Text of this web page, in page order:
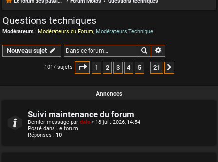
Questions techniques
Modérateurs : Modérateurs du Forum, Modérateurs Technique
Nouveau sujet Rechercher
1017 sujets Page 1sur21
1 2 3 4 5 21
Annonces
Suivi maintenance du forum
Dernier message par dalo « 18 juil. 2026, 14:54
Posté dans Le forum
Réponses : 10